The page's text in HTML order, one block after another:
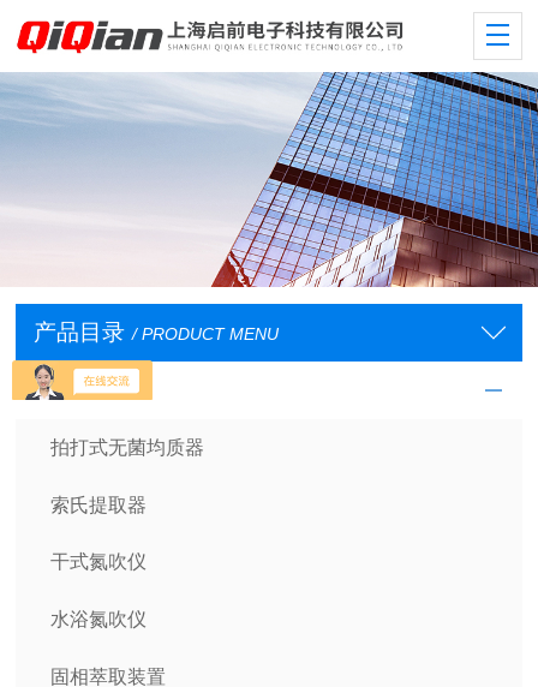
产品目录 / PRODUCT MENU
样品处理设备
拍打式无菌均质器
索氏提取器
干式氮吹仪
水浴氮吹仪
固相萃取装置